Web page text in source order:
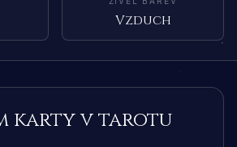
Vzduch
karty v tarotu